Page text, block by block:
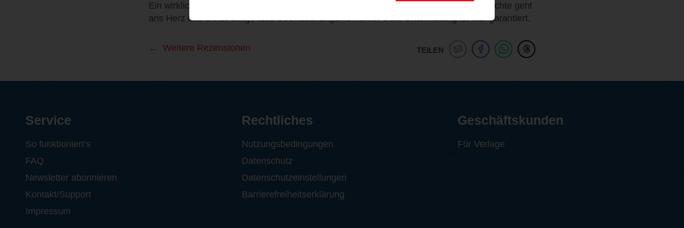
Ein wirklich schöner Schmöker gerade zur Weihnachtszeit, aber nicht nur. Die Geschichte geht
ans Herz und bietet einige tolle Überraschungsmomente. Gute Unterhaltung ist hier garantiert.
TEILEN
Weitere Rezensionen
Service
So funktioniert‘s
FAQ
Newsletter abonnieren
Kontakt/Support
Impressum
Rechtliches
Nutzungsbedingungen
Datenschutz
Datenschutzeinstellungen
Barrierefreiheitserklärung
Geschäftskunden
Für Verlage